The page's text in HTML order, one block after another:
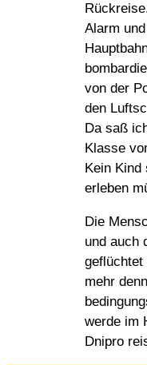
Alarm
von der
den
Da saß
Klasse
Kein
erleben
Die
und auch
geflüchtet
mehr
werde im
Dnipro